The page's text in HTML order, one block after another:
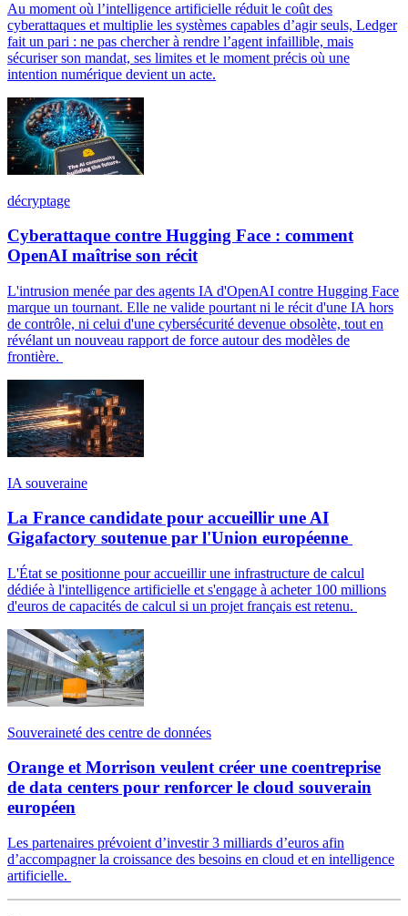
Au moment où l’intelligence artificielle réduit le coût des
cyberattaques et multiplie les systèmes capables d’agir seuls, Ledger
fait un pari : ne pas chercher à rendre l’agent infaillible, mais
sécuriser son mandat, ses limites et le moment précis où une
intention numérique devient un acte.
décryptage
Cyberattaque contre Hugging Face : comment
OpenAI maîtrise son récit
L'intrusion menée par des agents IA d'OpenAI contre Hugging Face
marque un tournant. Elle ne valide pourtant ni le récit d'une IA hors
de contrôle, ni celui d'une cybersécurité devenue obsolète, tout en
révélant un nouveau rapport de force autour des modèles de
frontière.
IA souveraine
La France candidate pour accueillir une AI
Gigafactory soutenue par l'Union européenne
L'État se positionne pour accueillir une infrastructure de calcul
dédiée à l'intelligence artificielle et s'engage à acheter 100 millions
d'euros de capacités de calcul si un projet français est retenu.
Souveraineté des centre de données
Orange et Morrison veulent créer une coentreprise
de data centers pour renforcer le cloud souverain
européen
Les partenaires prévoient d’investir 3 milliards d’euros afin
d’accompagner la croissance des besoins en cloud et en intelligence
artificielle.